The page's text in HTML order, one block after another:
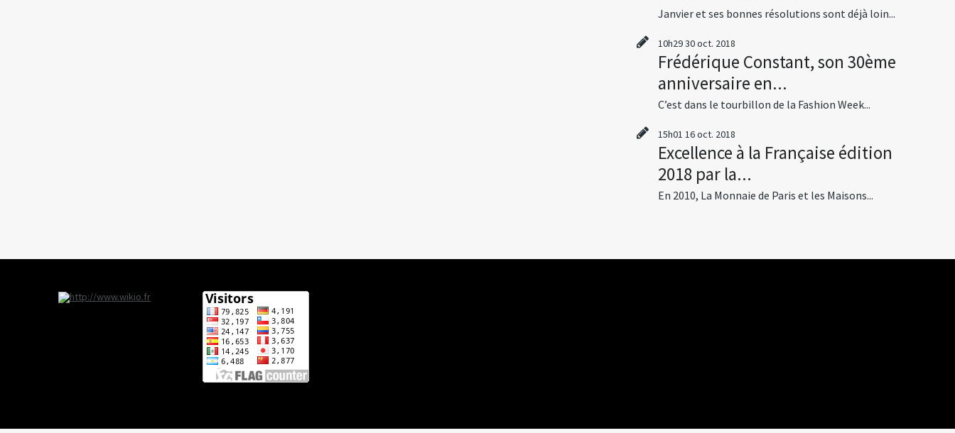
Janvier et ses bonnes résolutions sont déjà loin...
10h2930oct. 2018
Frédérique Constant, son 30ème
anniversaire en...
C’est dans le tourbillon de la Fashion Week...
15h01 16oct. 2018
Excellence à la Française édition
2018 par la...
En 2010, La Monnaie de Paris et les Maisons...